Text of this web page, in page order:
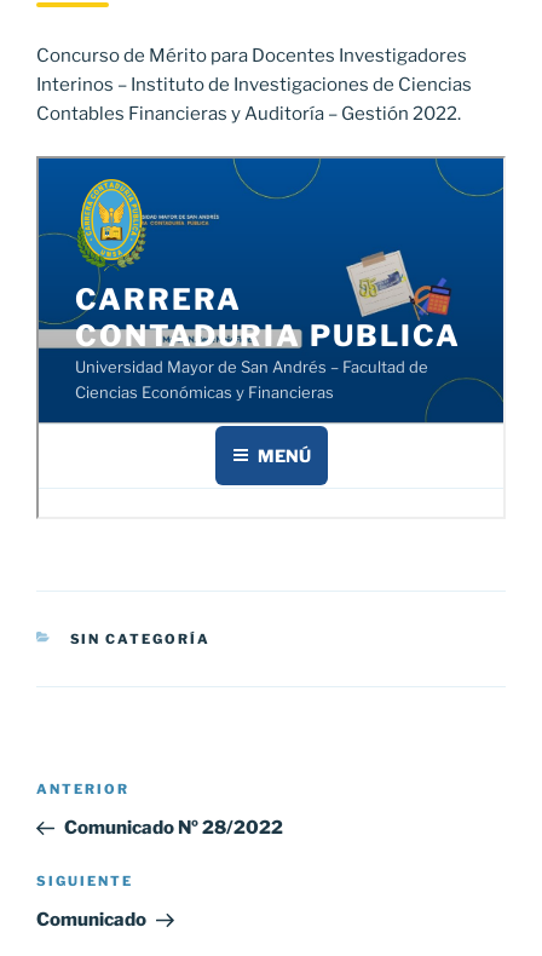
Concurso de Mérito para Docentes Investigadores
Interinos – Instituto de Investigaciones de Ciencias
Contables Financieras y Auditoría – Gestión 2022.
CATEGORÍAS
SIN CATEGORÍA
Navegación
entradas
Entrada
anterior:
ANTERIOR
Comunicado Nº 28/2022
Siguiente
entrada
SIGUIENTE
Comunicado